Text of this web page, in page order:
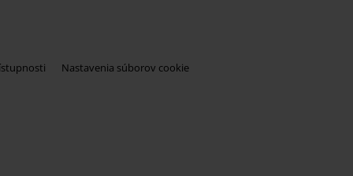
Nastavenia súborov cookie